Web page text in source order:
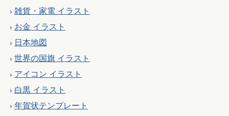
雑貨・家電 イラスト
お金 イラスト
日本地図
世界の国旗 イラスト
アイコン イラスト
白黒 イラスト
年賀状テンプレート